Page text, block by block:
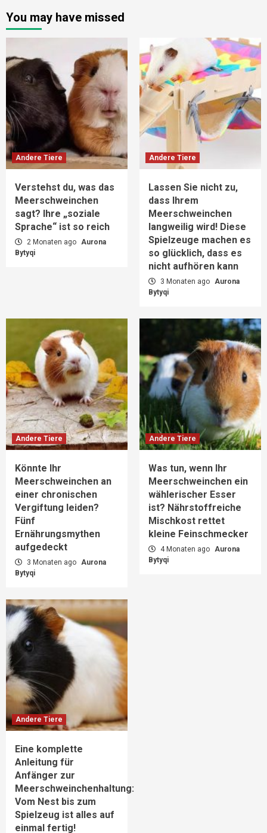
You may have missed
Andere Tiere
Verstehst du, was das
Meerschweinchen
sagt? Ihre „soziale
Sprache“ ist so reich
2 Monaten ago Aurona
Bytyqi
Andere Tiere
Lassen Sie nicht zu,
dass Ihrem
Meerschweinchen
langweilig wird! Diese
Spielzeuge machen es
so glücklich, dass es
nicht aufhören kann
3 Monaten ago Aurona
Bytyqi
Andere Tiere
Könnte Ihr
Meerschweinchen an
einer chronischen
Vergiftung leiden?
Fünf
Ernährungsmythen
aufgedeckt
3 Monaten ago Aurona
Bytyqi
Andere Tiere
Was tun, wenn Ihr
Meerschweinchen ein
wählerischer Esser
ist? Nährstoffreiche
Mischkost rettet
kleine Feinschmecker
4 Monaten ago Aurona
Bytyqi
Andere Tiere
Eine komplette
Anleitung für
Anfänger zur
Meerschweinchenhaltung:
Vom Nest bis zum
Spielzeug ist alles auf
einmal fertig!